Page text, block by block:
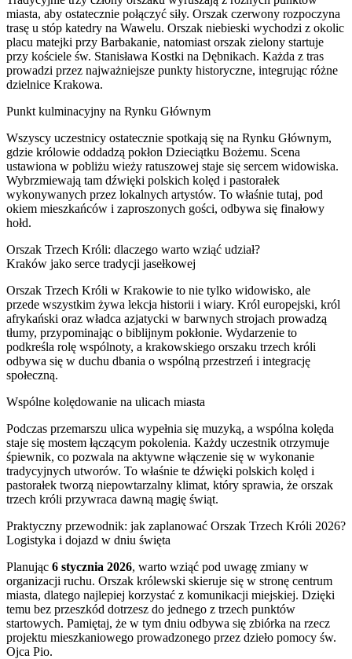
miasta, aby ostatecznie połączyć siły. Orszak czerwony rozpoczyna
trasę u stóp katedry na Wawelu. Orszak niebieski wychodzi z okolic
placu matejki przy Barbakanie, natomiast orszak zielony startuje
przy kościele św. Stanisława Kostki na Dębnikach. Każda z tras
prowadzi przez najważniejsze punkty historyczne, integrując różne
dzielnice Krakowa.
Punkt kulminacyjny na Rynku Głównym
Wszyscy uczestnicy ostatecznie spotkają się na Rynku Głównym,
gdzie królowie oddadzą pokłon Dzieciątku Bożemu. Scena
ustawiona w pobliżu wieży ratuszowej staje się sercem widowiska.
Wybrzmiewają tam dźwięki polskich kolęd i pastorałek
wykonywanych przez lokalnych artystów. To właśnie tutaj, pod
okiem mieszkańców i zaproszonych gości, odbywa się finałowy
hołd.
Orszak Trzech Króli: dlaczego warto wziąć udział?
Kraków jako serce tradycji jasełkowej
Orszak Trzech Króli w Krakowie to nie tylko widowisko, ale
przede wszystkim żywa lekcja historii i wiary. Król europejski, król
afrykański oraz władca azjatycki w barwnych strojach prowadzą
tłumy, przypominając o biblijnym pokłonie. Wydarzenie to
podkreśla rolę wspólnoty, a krakowskiego orszaku trzech króli
odbywa się w duchu dbania o wspólną przestrzeń i integrację
społeczną.
Wspólne kolędowanie na ulicach miasta
Podczas przemarszu ulica wypełnia się muzyką, a wspólna kolęda
staje się mostem łączącym pokolenia. Każdy uczestnik otrzymuje
śpiewnik, co pozwala na aktywne włączenie się w wykonanie
tradycyjnych utworów. To właśnie te dźwięki polskich kolęd i
pastorałek tworzą niepowtarzalny klimat, który sprawia, że orszak
trzech króli przywraca dawną magię świąt.
Praktyczny przewodnik: jak zaplanować Orszak Trzech Króli 2026?
Logistyka i dojazd w dniu święta
Planując 6 stycznia 2026, warto wziąć pod uwagę zmiany w
organizacji ruchu. Orszak królewski skieruje się w stronę centrum
miasta, dlatego najlepiej korzystać z komunikacji miejskiej. Dzięki
temu bez przeszkód dotrzesz do jednego z trzech punktów
startowych. Pamiętaj, że w tym dniu odbywa się zbiórka na rzecz
projektu mieszkaniowego prowadzonego przez dzieło pomocy św.
Ojca Pio.